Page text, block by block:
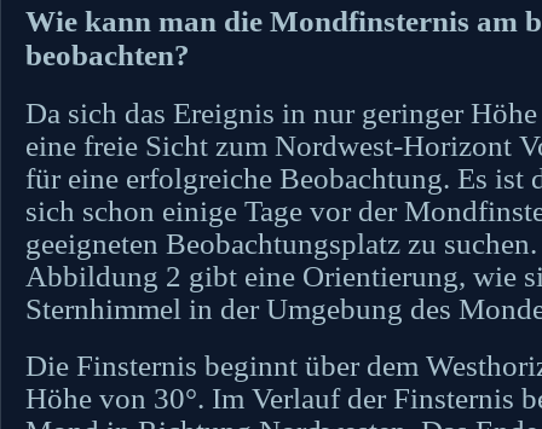
Wie kann man die Mondfinsternis am
beobachten?
Da sich das Ereignis in nur geringer
eine freie Sicht zum Nordwest-Horizont
für eine erfolgreiche Beobachtung. Es ist
sich schon einige Tage vor der
geeigneten Beobachtungsplatz zu
Abbildung 2 gibt eine Orientierung, wie
Sternhimmel in der Umgebung des
Die Finsternis beginnt über dem
Höhe von 30°. Im Verlauf der Finsternis